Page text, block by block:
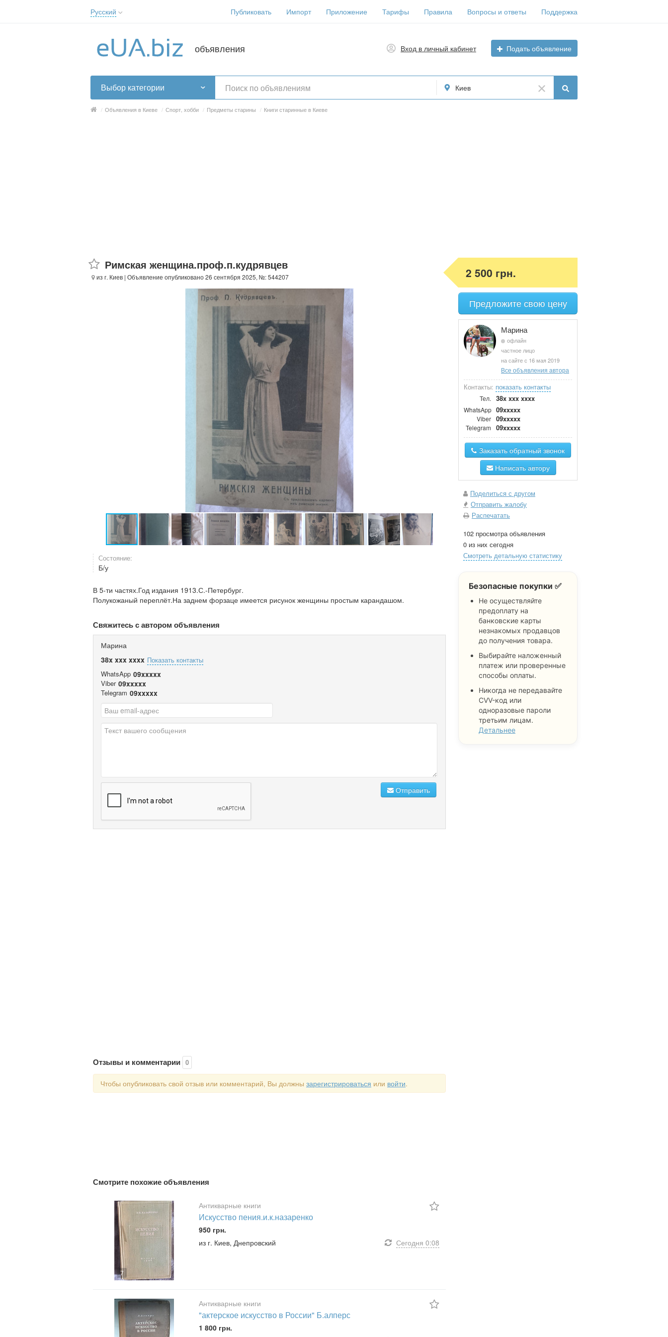
Русский
Українська
Публиковать Импорт Приложение Тарифы Правила Вопросы и ответы Поддержка
объявления Вход в личный кабинет Подать объявление
Выбор категории Киев
/ Объявления в Киеве / Спорт, хобби / Предметы старины / Книги старинные в Киеве
Римская женщина.проф.п.кудрявцев
из г. Киев | Объявление опубликовано 26 сентября 2025, №: 544207
Состояние:
Б/у
В 5-ти частях.Год издания 1913.С.-Петербург.
Полукожаный переплёт.На заднем форзаце имеется рисунок женщины простым карандашом.
Свяжитесь с автором объявления
Марина
38x xxx xxxx Показать контакты
WhatsApp 09xxxxx
Viber 09xxxxx
Telegram 09xxxxx
Отправить
Отзывы и комментарии 0
Чтобы опубликовать свой отзыв или комментарий, Вы должны зарегистрироваться или войти.
Смотрите похожие объявления
7
Антикварные книги
Искусство пения.и.к.назаренко
950 грн.
из г. Киев, Днепровский
Сегодня 0:08
Антикварные книги
"актерское искусство в России" Б.алперс
1 800 грн.
2 500 грн.
Предложите свою цену
Марина
офлайн
частное лицо
на сайте с 16 мая 2019
Все объявления автора
Контакты: показать контакты
Тел. 38x xxx xxxx
WhatsApp 09xxxxx
Viber 09xxxxx
Telegram 09xxxxx
Заказать обратный звонок
Написать автору
Поделиться с другом
Отправить жалобу
Распечатать
102 просмотра объявления
0 из них сегодня
Смотреть детальную статистику
Безопасные покупки ✅
Не осуществляйте
предоплату на
банковские карты
незнакомых продавцов
до получения товара.
Выбирайте наложенный
платеж или проверенные
способы оплаты.
Никогда не передавайте
CVV-код или
одноразовые пароли
третьим лицам.
Детальнее